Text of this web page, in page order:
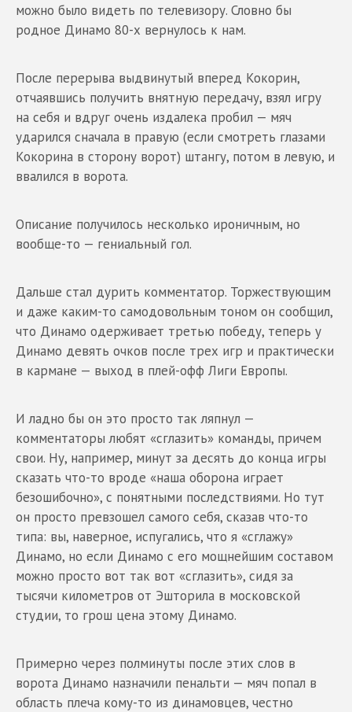
можно было видеть по телевизору. Словно бы
родное Динамо 80-х вернулось к нам.
После перерыва выдвинутый вперед Кокорин,
отчаявшись получить внятную передачу, взял игру
на себя и вдруг очень издалека пробил — мяч
ударился сначала в правую (если смотреть глазами
Кокорина в сторону ворот) штангу, потом в левую, и
ввалился в ворота.
Описание получилось несколько ироничным, но
вообще-то — гениальный гол.
Дальше стал дурить комментатор. Торжествующим
и даже каким-то самодовольным тоном он сообщил,
что Динамо одерживает третью победу, теперь у
Динамо девять очков после трех игр и практически
в кармане — выход в плей-офф Лиги Европы.
И ладно бы он это просто так ляпнул —
комментаторы любят «сглазить» команды, причем
свои. Ну, например, минут за десять до конца игры
сказать что-то вроде «наша оборона играет
безошибочно», с понятными последствиями. Но тут
он просто превзошел самого себя, сказав что-то
типа: вы, наверное, испугались, что я «сглажу»
Динамо, но если Динамо с его мощнейшим составом
можно просто вот так вот «сглазить», сидя за
тысячи километров от Эшторила в московской
студии, то грош цена этому Динамо.
Примерно через полминуты после этих слов в
ворота Динамо назначили пенальти — мяч попал в
область плеча кому-то из динамовцев, честно